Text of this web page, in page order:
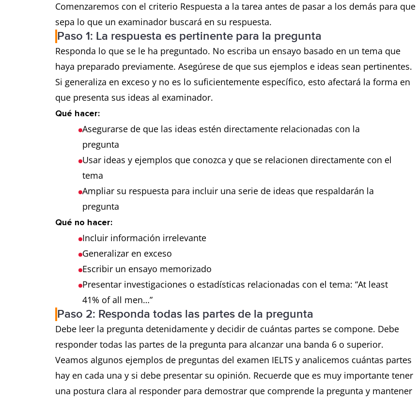
de palabras
Rango
gramatical
y exactitud
utiliza una amplia variedad de estructuras
la mayoría de las oraciones no tiene errores
solo comete errores o inadecuaciones muy ocasionalmente
Comenzaremos con el criterio Respuesta a la tarea antes de pasar a los demás para que
sepa lo que un examinador buscará en su respuesta.
Paso 1: La respuesta es pertinente para la pregunta
Responda lo que se le ha preguntado. No escriba un ensayo basado en un tema que
haya preparado previamente. Asegúrese de que sus ejemplos e ideas sean pertinentes.
Si generaliza en exceso y no es lo suficientemente específico, esto afectará la forma en
que presenta sus ideas al examinador.
Qué hacer:
Asegurarse de que las ideas estén directamente relacionadas con la
pregunta
Usar ideas y ejemplos que conozca y que se relacionen directamente con el
tema
Ampliar su respuesta para incluir una serie de ideas que respaldarán la
pregunta
Qué no hacer:
Incluir información irrelevante
Generalizar en exceso
Escribir un ensayo memorizado
Presentar investigaciones o estadísticas relacionadas con el tema: “At least
41% of all men…”
Paso 2: Responda todas las partes de la pregunta
Debe leer la pregunta detenidamente y decidir de cuántas partes se compone. Debe
responder todas las partes de la pregunta para alcanzar una banda 6 o superior.
Veamos algunos ejemplos de preguntas del examen IELTS y analicemos cuántas partes
hay en cada una y si debe presentar su opinión. Recuerde que es muy importante tener
una postura clara al responder para demostrar que comprende la pregunta y mantener